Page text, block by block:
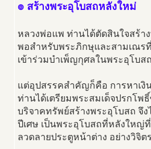
๏ สร้างพระอุโบสถหลังใหม่
หลวงพ่อแพ ท่านได้ตัดสินใจสร้า
พอสำหรับพระภิกษุและสามเณร
เข้าร่วมบำเพ็ญกุศลในพระอุโบส
แต่อุปสรรคสำคัญก็คือ การหาเงิ
ท่านได้เตรียมพระสมเด็จปรกโพ
บริจาคทรัพย์สร้างพระอุโบสถ จึ
ปีเศษ เป็นพระอุโบสถที่หลังให
ลวดลายประตูหน้าต่าง อย่างวิจิ